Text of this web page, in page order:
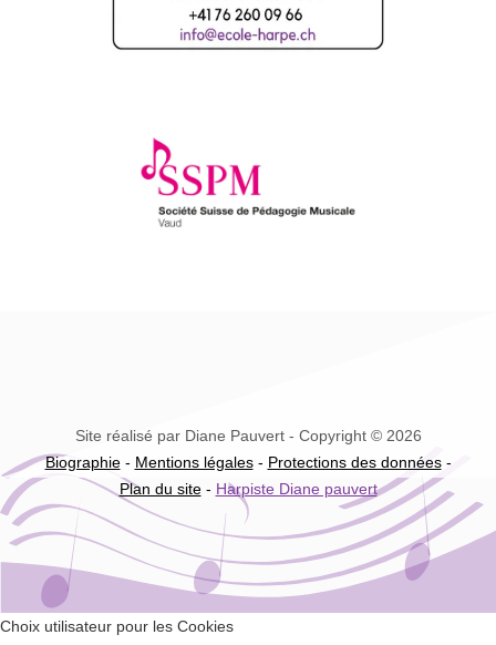
Site réalisé par Diane Pauvert - Copyright © 2026
Biographie- Mentions légales- Protections des données-
Plan du site- Harpiste Diane pauvert
Choix utilisateur pour les Cookies